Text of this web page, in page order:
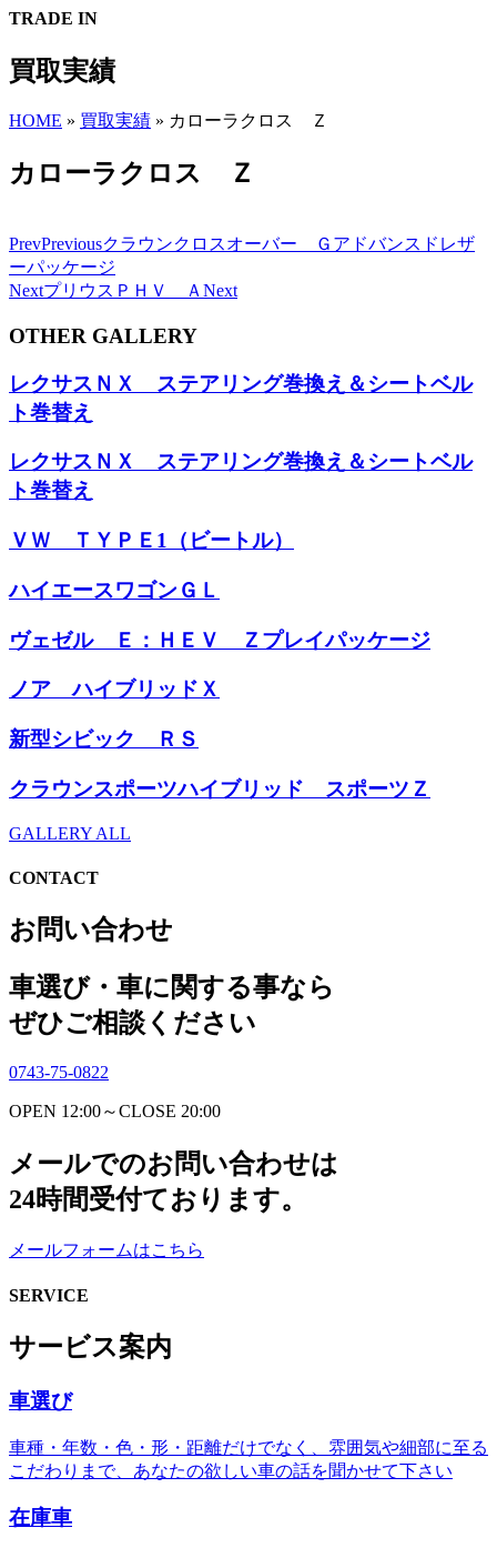
TRADE IN
買取実績
HOME » 買取実績 » カローラクロス Ｚ
カローラクロス Ｚ
PrevPreviousクラウンクロスオーバー Ｇアドバンスドレザ
ーパッケージ
NextプリウスＰＨＶ Ａ Next
OTHER GALLERY
レクサスＮＸ ステアリング巻換え＆シートベル
ト巻替え
レクサスＮＸ ステアリング巻換え＆シートベル
ト巻替え
ＶＷ ＴＹＰＥ1（ビートル）
ハイエースワゴンＧＬ
ヴェゼル Ｅ：ＨＥＶ Ｚプレイパッケージ
ノア ハイブリッドＸ
新型シビック ＲＳ
クラウンスポーツハイブリッド スポーツＺ
GALLERY ALL
CONTACT
お問い合わせ
車選び・車に関する事なら
ぜひご相談ください
0743-75-0822
OPEN 12:00～CLOSE 20:00
メールでのお問い合わせは
24時間受付ております。
メールフォームはこちら
SERVICE
サービス案内
車選び
車種・年数・色・形・距離だけでなく、雰囲気や細部に至る
こだわりまで、あなたの欲しい車の話を聞かせて下さい
在庫車